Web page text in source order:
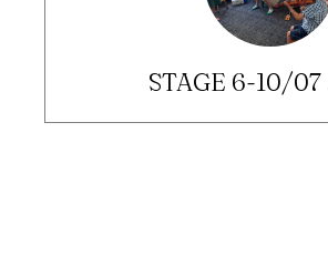
STAGE 6-10/